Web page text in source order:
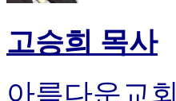
고승희 목사
아름다운교회